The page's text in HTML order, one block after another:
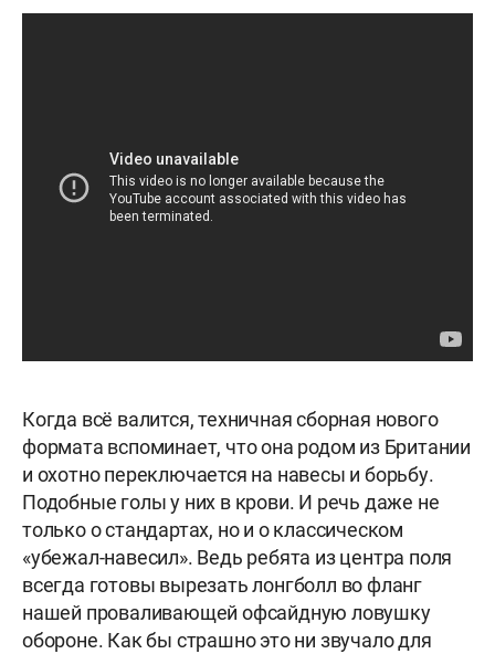
Когда всё валится, техничная сборная нового
формата вспоминает, что она родом из Британии
и охотно переключается на навесы и борьбу.
Подобные голы у них в крови. И речь даже не
только о стандартах, но и о классическом
«убежал-навесил». Ведь ребята из центра поля
всегда готовы вырезать лонгболл во фланг
нашей проваливающей офсайдную ловушку
обороне. Как бы страшно это ни звучало для